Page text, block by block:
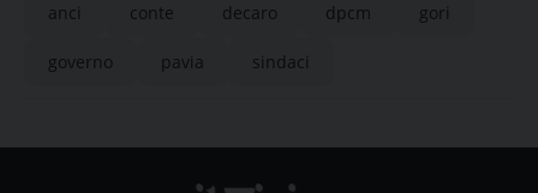
anci conte decaro dpcm gori
governo pavia sindaci